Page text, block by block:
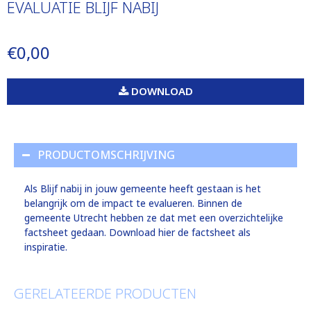
EVALUATIE BLIJF NABIJ
€0,00
DOWNLOAD
PRODUCTOMSCHRIJVING
Als Blijf nabij in jouw gemeente heeft gestaan is het
belangrijk om de impact te evalueren. Binnen de
gemeente Utrecht hebben ze dat met een overzichtelijke
factsheet gedaan. Download hier de factsheet als
inspiratie.
GERELATEERDE PRODUCTEN